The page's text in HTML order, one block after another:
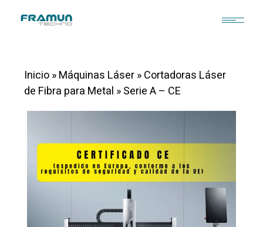
Inicio»Máquinas Láser»Cortadoras Láser
de Fibra para Metal »Serie A – CE